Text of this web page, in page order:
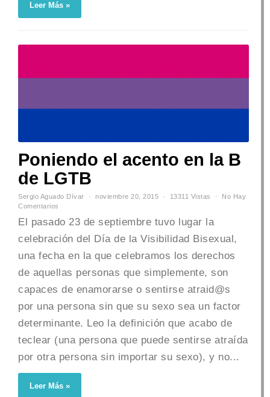
Leer Más »
Poniendo el acento en la B
de LGTB
Sergio Aguado Dívar noviembre 20, 2015 13311 Vistas
No Hay
Comentarios
El pasado 23 de septiembre tuvo lugar la
celebración del Día de la Visibilidad Bisexual,
una fecha en la que celebramos los derechos
de aquellas personas que simplemente, son
capaces de enamorarse o sentirse atraid@s
por una persona sin que su sexo sea un factor
determinante. Leo la definición que acabo de
teclear (una persona que puede sentirse atraída
por otra persona sin importar su sexo), y no...
Leer Más »